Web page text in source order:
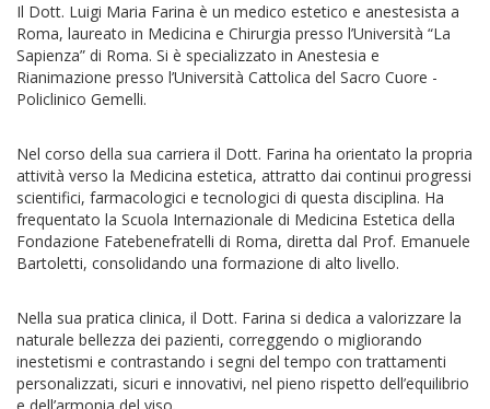
Il Dott. Luigi Maria Farina è un medico estetico e anestesista a
Roma, laureato in Medicina e Chirurgia presso l’Università “La
Sapienza” di Roma. Si è specializzato in Anestesia e
Rianimazione presso l’Università Cattolica del Sacro Cuore -
Policlinico Gemelli.
Nel corso della sua carriera il Dott. Farina ha orientato la propria
attività verso la Medicina estetica, attratto dai continui progressi
scientifici, farmacologici e tecnologici di questa disciplina. Ha
frequentato la Scuola Internazionale di Medicina Estetica della
Fondazione Fatebenefratelli di Roma, diretta dal Prof. Emanuele
Bartoletti, consolidando una formazione di alto livello.
Nella sua pratica clinica, il Dott. Farina si dedica a valorizzare la
naturale bellezza dei pazienti, correggendo o migliorando
inestetismi e contrastando i segni del tempo con trattamenti
personalizzati, sicuri e innovativi, nel pieno rispetto dell’equilibrio